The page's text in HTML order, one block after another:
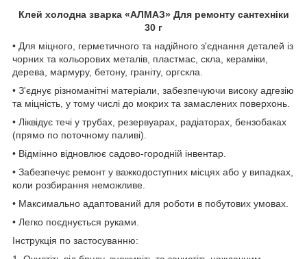
Клей холодна зварка «АЛМАЗ» Для ремонту сантехніки
30 г
• Для міцного, герметичного та надійного з'єднання деталей із
чорних та кольорових металів, пластмас, скла, кераміки,
дерева, мармуру, бетону, граніту, оргскла.
• З'єднує різноманітні матеріали, забезпечуючи високу адгезію
та міцність, у тому числі до мокрих та замаслених поверхонь.
• Ліквідує течі у трубах, резервуарах, радіаторах, бензобаках
(прямо по поточному паливі).
• Відмінно відновлює садово-городній інвентар.
• Забезпечує ремонт у важкодоступних місцях або у випадках,
коли розбирання неможливе.
• Максимально адаптований для роботи в побутових умовах.
• Легко поєднується руками.
Інструкція по застосуванню: